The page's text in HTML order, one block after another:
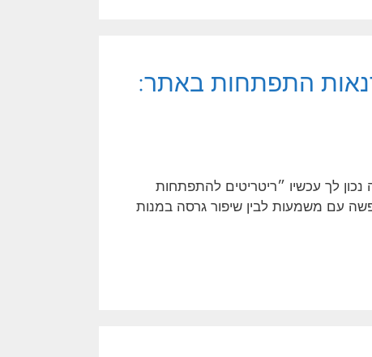
התפתחות באתר:
לך עכשיו ״ריטריטים להתפתחות
עם משמעות לבין שיפור גרסה במנות